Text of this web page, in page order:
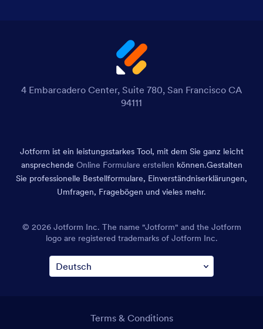
4 Embarcadero Center, Suite 780, San Francisco CA
94111
Jotform ist ein leistungsstarkes Tool, mit dem Sie ganz leicht
ansprechende Online Formulare erstellen können.Gestalten
Sie professionelle Bestellformulare, Einverständniserklärungen,
Umfragen, Fragebögen und vieles mehr.
© 2026 Jotform Inc. The name "Jotform" and the Jotform
logo are registered trademarks of Jotform Inc.
Terms & Conditions